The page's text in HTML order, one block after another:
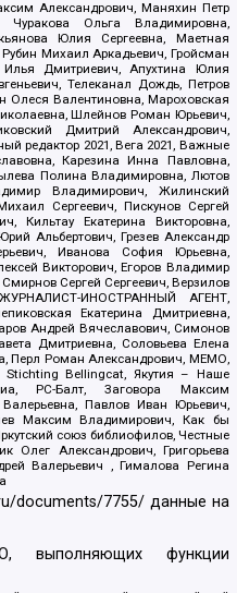
Александрович, Маняхин Петр
Ольга Владимировна,
Юлия Сергеевна, Маетная
Михаил Аркадьевич, Гройсман
Дмитриевич, Апухтина Юлия
Телеканал Дождь, Петров
Олеся Валентиновна, Мароховская
Шлейнов Роман Юрьевич,
Дмитрий Александрович,
редактор 2021, Вега 2021, Важные
Карезина Инна Павловна,
Полина Владимировна, Лютов
Владимирович, Жилинский
Сергеевич, Пискунов Сергей
Кильтау Екатерина Викторовна,
Альбертович, Грезев Александр
Иванова София Юрьевна,
Викторович, Егоров Владимир
Сергей Сергеевич, Верзилов
ИНОСТРАННЫЙ АГЕНТ,
Екатерина Дмитриевна,
Андрей Вячеславович, Симонов
Дмитриевна, Соловьева Елена
Перл Роман Александрович, МЕМО,
Stichting Bellingcat, Якутия – Наше
РС-Балт, Заговора Максим
Павлов Иван Юрьевич,
Максим Владимирович, Как бы
союз библиофилов, Честные
Олег Александрович, Григорьева
Валерьевич , Гималова Регина
documents/7755/ данные на
выполняющих функции